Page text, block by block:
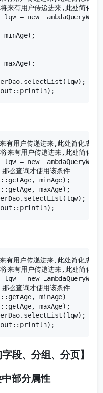
用户传递进来,此处简化成
lqw = new
minAge);
maxAge);
户传递进来,此处简化成直
用户传递进来,此处简化成
lqw = new
么查询才使用该条件
minAge);
maxAge);
户传递进来,此处简化成直
用户传递进来,此处简化成
lqw = new
么查询才使用该条件
minAge)
maxAge);
段、分组、分页】
部分属性